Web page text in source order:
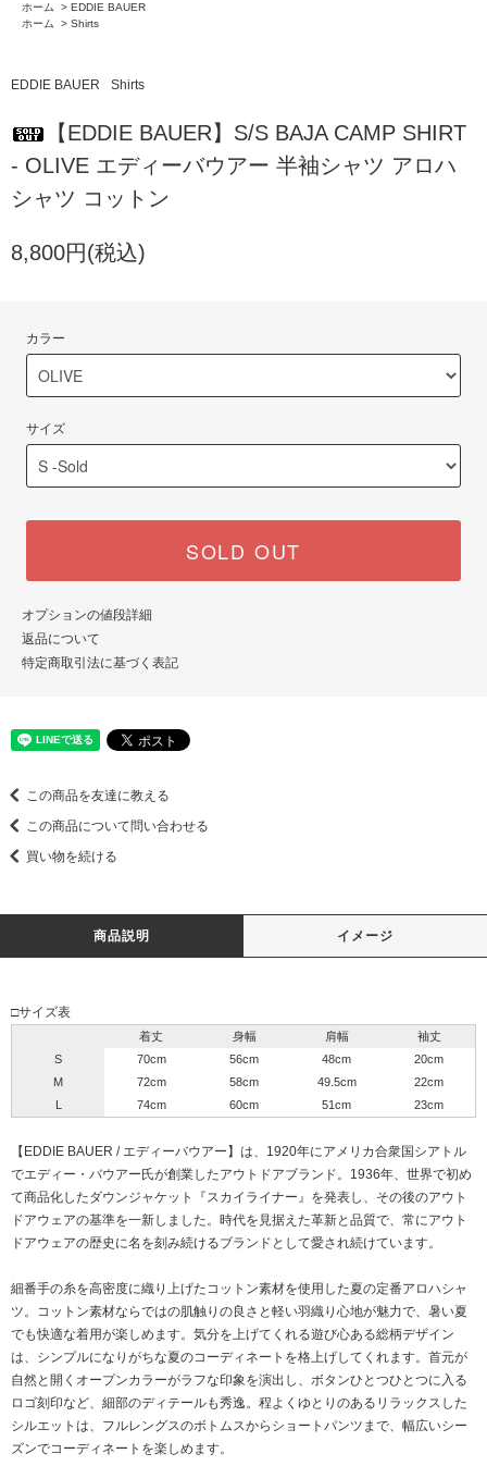
ホーム > EDDIE BAUER
ホーム
> Shirts
EDDIE BAUER Shirts
【EDDIE BAUER】S/S BAJA CAMP SHIRT
- OLIVE エディーバウアー 半袖シャツ アロハ
シャツ コットン
8,800円(税込)
カラー
サイズ
SOLD OUT
オプションの値段詳細
返品について
特定商取引法に基づく表記
この商品を友達に教える
この商品について問い合わせる
買い物を続ける
商品説明 イメージ
□サイズ表
着丈 身幅 肩幅
袖丈
S
70cm 56cm 48cm
20cm
M
72cm 58cm 49.5cm
22cm
L
74cm 60cm 51cm 23cm
【EDDIE BAUER / エディーバウアー】は、1920年にアメリカ合衆国シアトル
でエディー・バウアー氏が創業したアウトドアブランド。1936年、世界で初め
て商品化したダウンジャケット『スカイライナー』を発表し、その後のアウト
ドアウェアの基準を一新しました。時代を見据えた革新と品質で、常にアウト
ドアウェアの歴史に名を刻み続けるブランドとして愛され続けています。
細番手の糸を高密度に織り上げたコットン素材を使用した夏の定番アロハシャ
ツ。コットン素材ならではの肌触りの良さと軽い羽織り心地が魅力で、暑い夏
でも快適な着用が楽しめます。気分を上げてくれる遊び心ある総柄デザイン
は、シンプルになりがちな夏のコーディネートを格上げしてくれます。首元が
自然と開くオープンカラーがラフな印象を演出し、ボタンひとつひとつに入る
ロゴ刻印など、細部のディテールも秀逸。程よくゆとりのあるリラックスした
シルエットは、フルレングスのボトムスからショートパンツまで、幅広いシー
ズンでコーディネートを楽しめます。